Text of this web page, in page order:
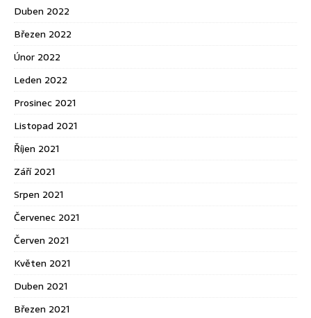
Duben 2022
Březen 2022
Únor 2022
Leden 2022
Prosinec 2021
Listopad 2021
Říjen 2021
Září 2021
Srpen 2021
Červenec 2021
Červen 2021
Květen 2021
Duben 2021
Březen 2021